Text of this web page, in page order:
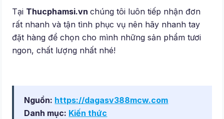
Tại Thucphamsi.vnchúng tôi luôn tiếp nhận đơn
rất nhanh và tận tình phục vụ nên hãy nhanh tay
đặt hàng để chọn cho mình những sản phẩm tươi
ngon, chất lượng nhất nhé!
Nguồn: https://dagasv388mcw.com
Danh mục: Kiến thức